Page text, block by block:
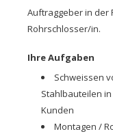
Auftraggeber in der
Rohrschlosser/in.
Ihre Aufgaben
Schweissen
Stahlbauteilen
Kunden
Montagen /